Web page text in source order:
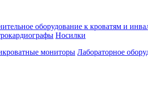
оборудование к кроватям и
Носилки
мониторы Лабораторное